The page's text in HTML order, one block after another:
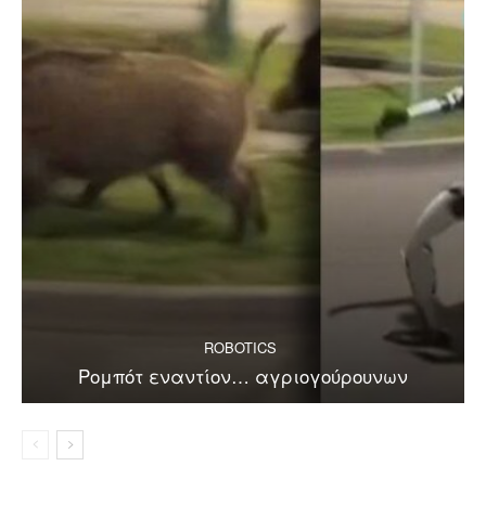
ROBOTICS
Ρομπότ εναντίον… αγριογούρουνων